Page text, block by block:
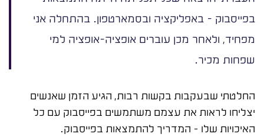
בפייסבוק - באפליקציה ובסמארטפון. בהתחלה אני
מפחיד, ולאחר מכן עוברים אופציה-אופציה למי
שפחות מכיר.
החלטתי שבעקבות בקשות רבות, הגיע הזמן שאנשים
יצליחו לראות את עצמם משתמשים בפייסבוק עם כל
האיכויות שלו – המדריך להתמצאות בפייסבוק.